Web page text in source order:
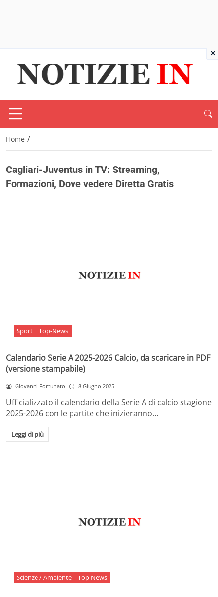
Home /
Cagliari-Juventus in TV: Streaming,
Formazioni, Dove vedere Diretta Gratis
Sport Top-News
Calendario Serie A 2025-2026 Calcio, da scaricare in PDF
(versione stampabile)
Giovanni Fortunato 8 Giugno 2025
Ufficializzato il calendario della Serie A di calcio stagione
2025-2026 con le partite che inizieranno…
Leggi di più
Scienze / Ambiente Top-News
×